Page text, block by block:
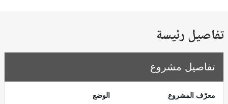
رئيسة
مشروع
المشروع